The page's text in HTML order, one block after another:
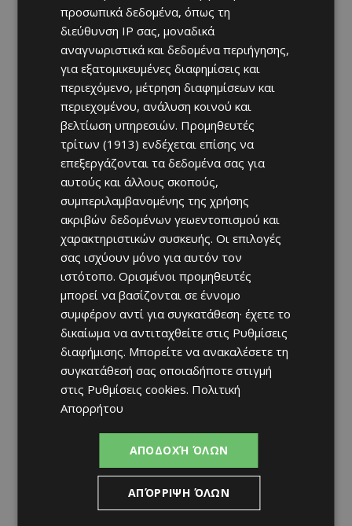
προσωπικά δεδομένα, όπως τη
διεύθυνση IP σας, μοναδικά
αναγνωριστικά και δεδομένα περιήγησης,
για εξατομικευμένες διαφημίσεις και
περιεχόμενο, μέτρηση διαφημίσεων και
περιεχομένου, ανάλυση κοινού και
βελτίωση υπηρεσιών. Προμηθευτές
τρίτων (1913) ενδέχεται επίσης να
επεξεργάζονται τα δεδομένα σας για
αυτούς και άλλους σκοπούς,
συμπεριλαμβανομένης της χρήσης
ακριβών δεδομένων γεωεντοπισμού και
χαρακτηριστικών συσκευής. Οι επιλογές
σας ισχύουν μόνο για αυτόν τον
ιστότοπο. Ορισμένοι προμηθευτές
μπορεί να βασίζονται σε έννομο
συμφέρον αντί για συγκατάθεση· έχετε το
δικαίωμα να αντιταχθείτε στις Ρυθμίσεις
διαφήμισης. Μπορείτε να ανακαλέσετε τη
συγκατάθεσή σας οποιαδήποτε στιγμή
στις Ρυθμίσεις cookies. Πολιτική
Απορρήτου
ΑΠΟΔΟΧΉ ΌΛΩΝ
ΑΠΌΡΡΙΨΗ ΌΛΩΝ